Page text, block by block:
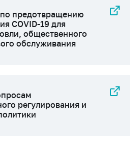
предотвращению
COVID-19 для
общественного
обслуживания
регулирования и